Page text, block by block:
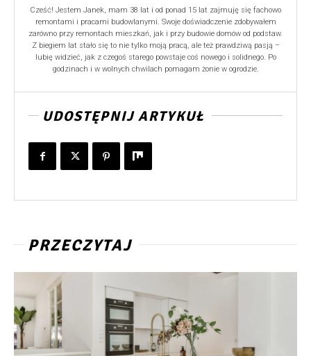
Cześć! Jestem Janek, mam 38 lat i od ponad 15 lat zajmuję się fachowo
remontami i pracami budowlanymi. Swoje doświadczenie zdobywałem
zarówno przy remontach mieszkań, jak i przy budowie domów od podstaw.
Z biegiem lat stało się to nie tylko moją pracą, ale też prawdziwą pasją –
lubię widzieć, jak z czegoś starego powstaje coś nowego i solidnego. Po
godzinach i w wolnych chwilach pomagam żonie w ogrodzie.
UDOSTĘPNIJ ARTYKUŁ
PRZECZYTAJ